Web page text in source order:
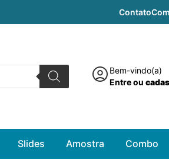
Contato
Bem-vindo(a)
Entre ou
Slides Amostra Combo